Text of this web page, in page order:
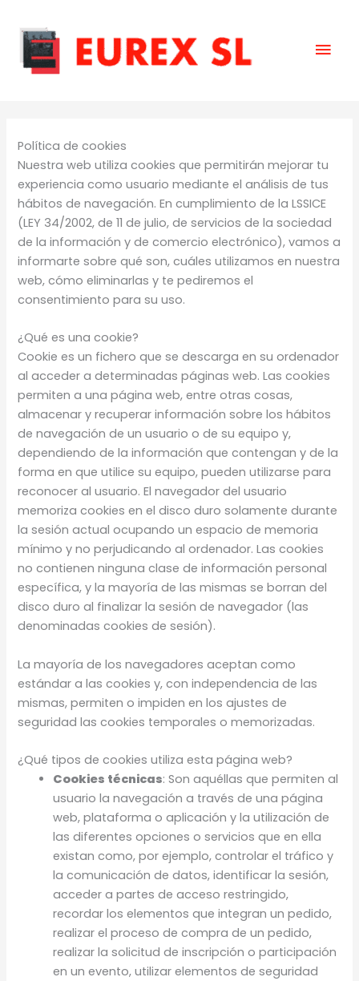
contenido
Política de cookies
Nuestra web utiliza cookies que permitirán mejorar tu
experiencia como usuario mediante el análisis de tus
hábitos de navegación. En cumplimiento de la LSSICE
(LEY 34/2002, de 11 de julio, de servicios de la sociedad
de la información y de comercio electrónico), vamos a
informarte sobre qué son, cuáles utilizamos en nuestra
web, cómo eliminarlas y te pediremos el
consentimiento para su uso.
¿Qué es una cookie?
Cookie es un fichero que se descarga en su ordenador
al acceder a determinadas páginas web. Las cookies
permiten a una página web, entre otras cosas,
almacenar y recuperar información sobre los hábitos
de navegación de un usuario o de su equipo y,
dependiendo de la información que contengan y de la
forma en que utilice su equipo, pueden utilizarse para
reconocer al usuario. El navegador del usuario
memoriza cookies en el disco duro solamente durante
la sesión actual ocupando un espacio de memoria
mínimo y no perjudicando al ordenador. Las cookies
no contienen ninguna clase de información personal
específica, y la mayoría de las mismas se borran del
disco duro al finalizar la sesión de navegador (las
denominadas cookies de sesión).
La mayoría de los navegadores aceptan como
estándar a las cookies y, con independencia de las
mismas, permiten o impiden en los ajustes de
seguridad las cookies temporales o memorizadas.
¿Qué tipos de cookies utiliza esta página web?
Cookies técnicas: Son aquéllas que permiten al
usuario la navegación a través de una página
web, plataforma o aplicación y la utilización de
las diferentes opciones o servicios que en ella
existan como, por ejemplo, controlar el tráfico y
la comunicación de datos, identificar la sesión,
acceder a partes de acceso restringido,
recordar los elementos que integran un pedido,
realizar el proceso de compra de un pedido,
realizar la solicitud de inscripción o participación
en un evento, utilizar elementos de seguridad